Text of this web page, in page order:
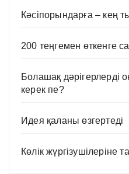
Кәсіпорындарға – кең
200 теңгемен өткенге
Болашақ дәрігерлерді
керек пе?
Идея қаланы өзгертеді
Көлік жүргізушілеріне